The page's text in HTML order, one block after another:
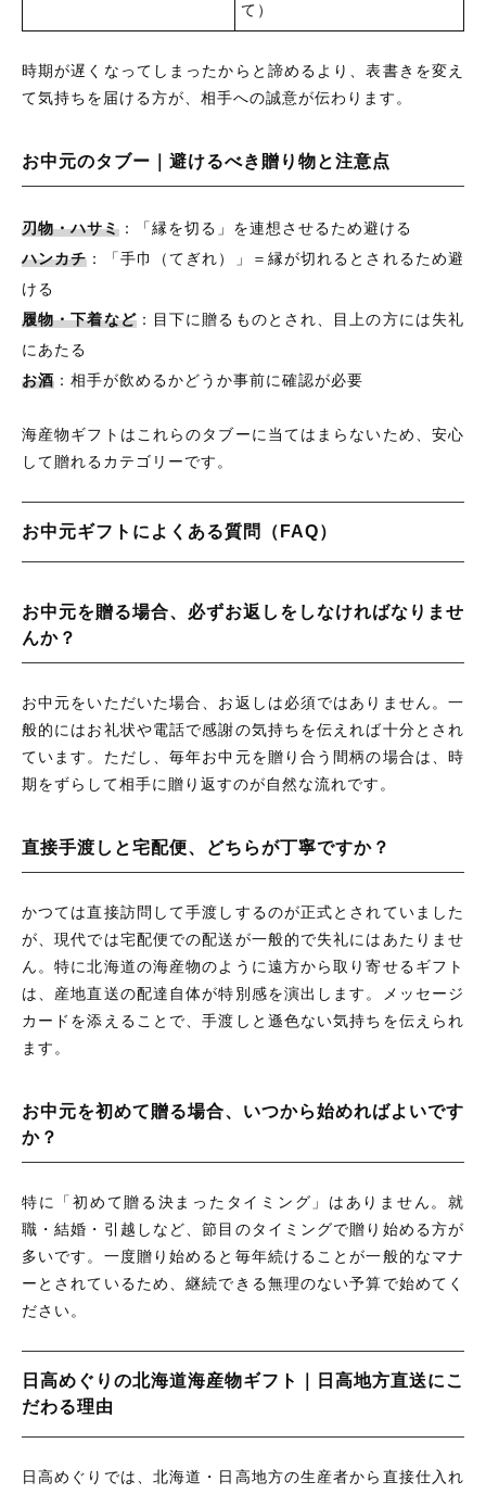
て）
時期が遅くなってしまったからと諦めるより、表書きを変え
て気持ちを届ける方が、相手への誠意が伝わります。
お中元のタブー｜避けるべき贈り物と注意点
刃物・ハサミ ：「縁を切る」を連想させるため避ける
ハンカチ ：「手巾（てぎれ）」＝縁が切れるとされるため避
ける
履物・下着など：目下に贈るものとされ、目上の方には失礼
にあたる
お酒 ：相手が飲めるかどうか事前に確認が必要
海産物ギフトはこれらのタブーに当てはまらないため、安心
して贈れるカテゴリーです。
お中元ギフトによくある質問（FAQ）
お中元を贈る場合、必ずお返しをしなければなりませ
んか？
お中元をいただいた場合、お返しは必須ではありません。一
般的にはお礼状や電話で感謝の気持ちを伝えれば十分とされ
ています。ただし、毎年お中元を贈り合う間柄の場合は、時
期をずらして相手に贈り返すのが自然な流れです。
直接手渡しと宅配便、どちらが丁寧ですか？
かつては直接訪問して手渡しするのが正式とされていました
が、現代では宅配便での配送が一般的で失礼にはあたりませ
ん。特に北海道の海産物のように遠方から取り寄せるギフト
は、産地直送の配達自体が特別感を演出します。メッセージ
カードを添えることで、手渡しと遜色ない気持ちを伝えられ
ます。
お中元を初めて贈る場合、いつから始めればよいです
か？
特に「初めて贈る決まったタイミング」はありません。就
職・結婚・引越しなど、節目のタイミングで贈り始める方が
多いです。一度贈り始めると毎年続けることが一般的なマナ
ーとされているため、継続できる無理のない予算で始めてく
ださい。
日高めぐりの北海道海産物ギフト｜日高地方直送にこ
だわる理由
日高めぐりでは、北海道・日高地方の生産者から直接仕入れ